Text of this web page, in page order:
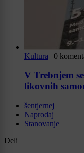
Kultura | 0
V Trebnjem
likovnih
šentjernej
Naprodaj
Stanovanje
Deli